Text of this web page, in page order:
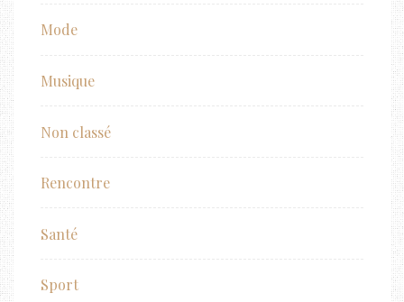
Mode
Musique
Non classé
Rencontre
Santé
Sport